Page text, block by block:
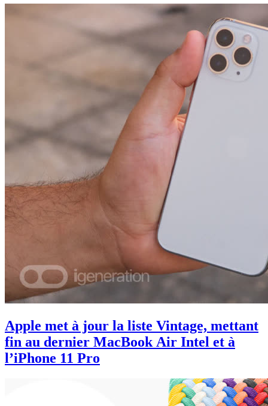
Apple met à jour la liste Vintage, mettant
fin au dernier MacBook Air Intel et à
l’iPhone 11 Pro